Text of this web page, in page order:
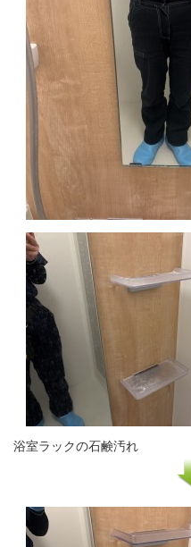
浴室ラックの石鹸汚れ